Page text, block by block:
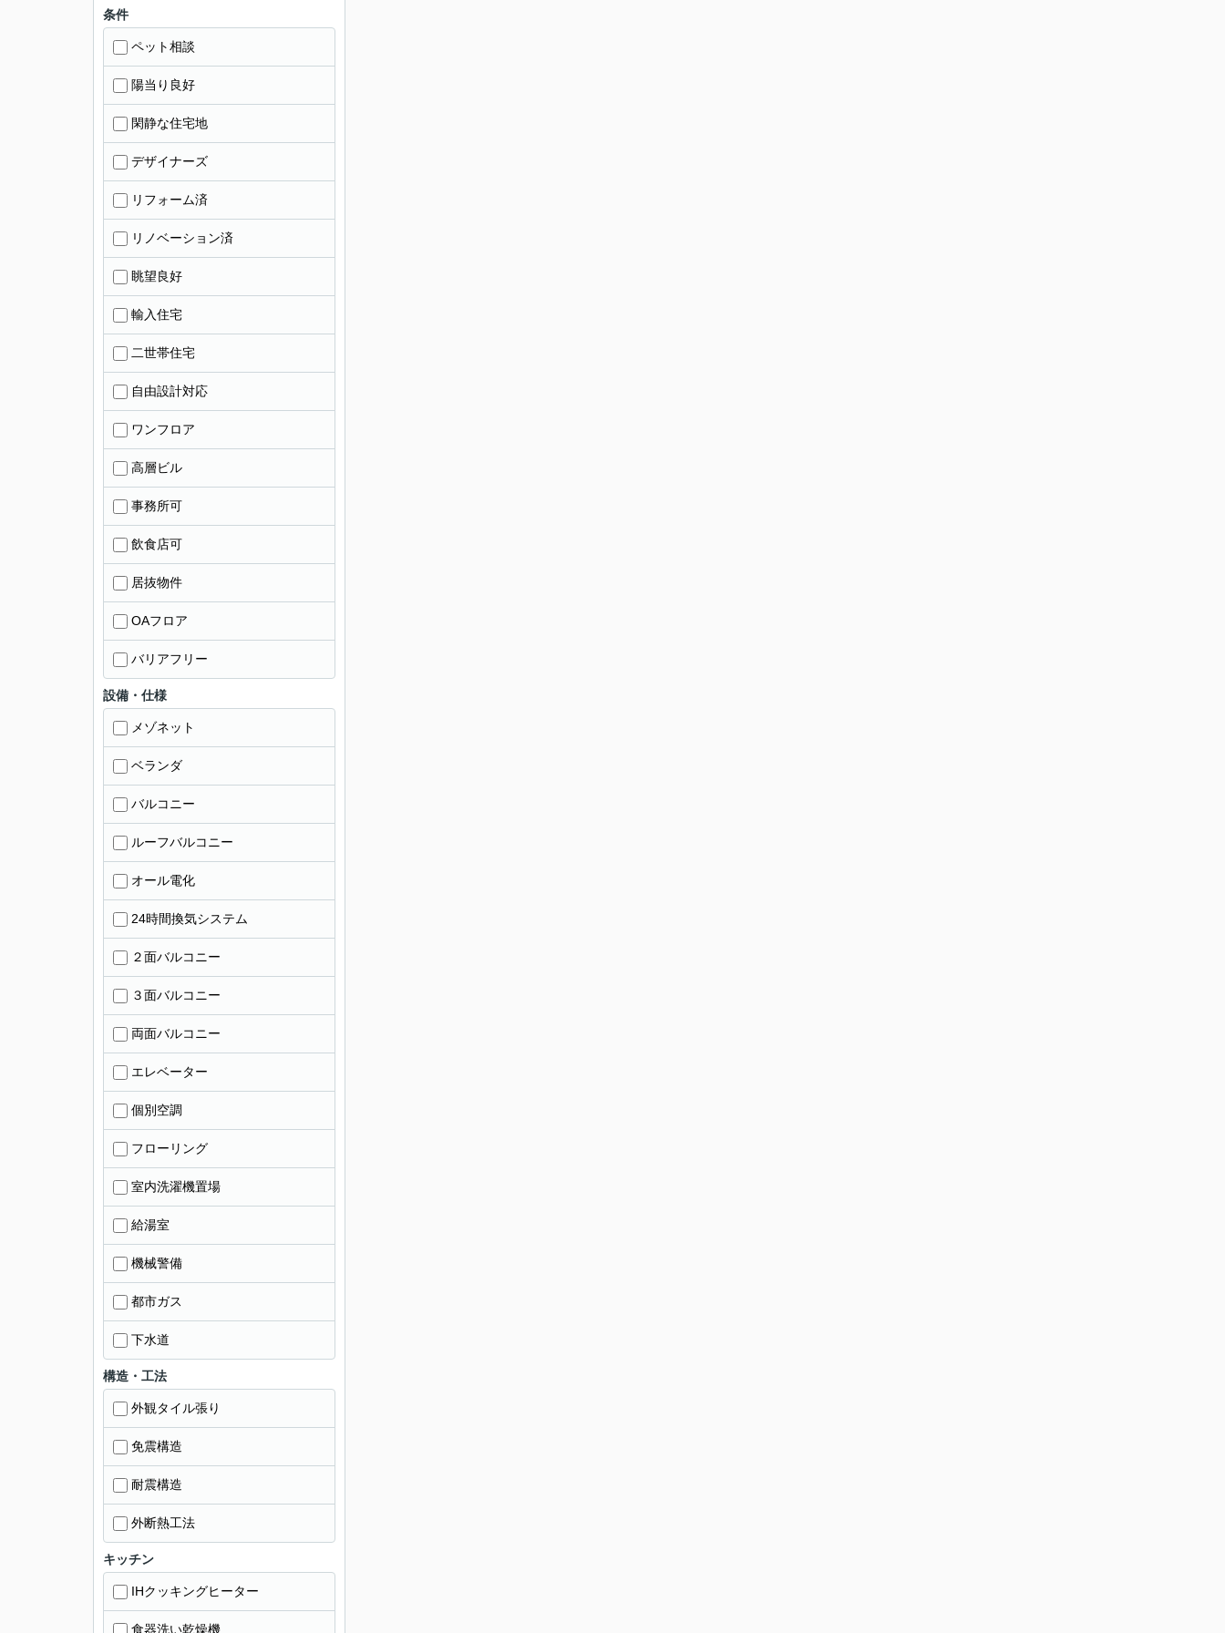
条件
ペット相談
陽当り良好
閑静な住宅地
デザイナーズ
リフォーム済
リノベーション済
眺望良好
輸入住宅
二世帯住宅
自由設計対応
ワンフロア
高層ビル
事務所可
飲食店可
居抜物件
OAフロア
バリアフリー
設備・仕様
メゾネット
ベランダ
バルコニー
ルーフバルコニー
オール電化
24時間換気システム
２面バルコニー
３面バルコニー
両面バルコニー
エレベーター
個別空調
フローリング
室内洗濯機置場
給湯室
機械警備
都市ガス
下水道
構造・工法
外観タイル張り
免震構造
耐震構造
外断熱工法
キッチン
IHクッキングヒーター
食器洗い乾燥機